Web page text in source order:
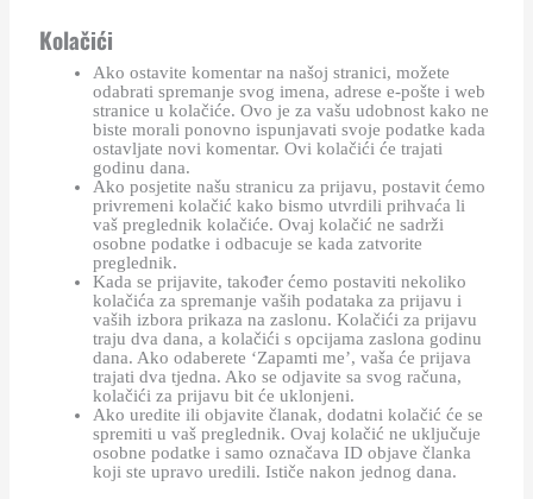
Kolačići
Ako ostavite komentar na našoj stranici, možete
odabrati spremanje svog imena, adrese e-pošte i web
stranice u kolačiće. Ovo je za vašu udobnost kako ne
biste morali ponovno ispunjavati svoje podatke kada
ostavljate novi komentar. Ovi kolačići će trajati
godinu dana.
Ako posjetite našu stranicu za prijavu, postavit ćemo
privremeni kolačić kako bismo utvrdili prihvaća li
vaš preglednik kolačiće. Ovaj kolačić ne sadrži
osobne podatke i odbacuje se kada zatvorite
preglednik.
Kada se prijavite, također ćemo postaviti nekoliko
kolačića za spremanje vaših podataka za prijavu i
vaših izbora prikaza na zaslonu. Kolačići za prijavu
traju dva dana, a kolačići s opcijama zaslona godinu
dana. Ako odaberete ‘Zapamti me’, vaša će prijava
trajati dva tjedna. Ako se odjavite sa svog računa,
kolačići za prijavu bit će uklonjeni.
Ako uredite ili objavite članak, dodatni kolačić će se
spremiti u vaš preglednik. Ovaj kolačić ne uključuje
osobne podatke i samo označava ID objave članka
koji ste upravo uredili. Ističe nakon jednog dana.